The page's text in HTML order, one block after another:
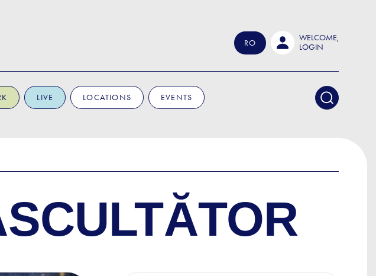
RO
WELCOME,
LOGIN
LIVE LOCATIONS EVENTS